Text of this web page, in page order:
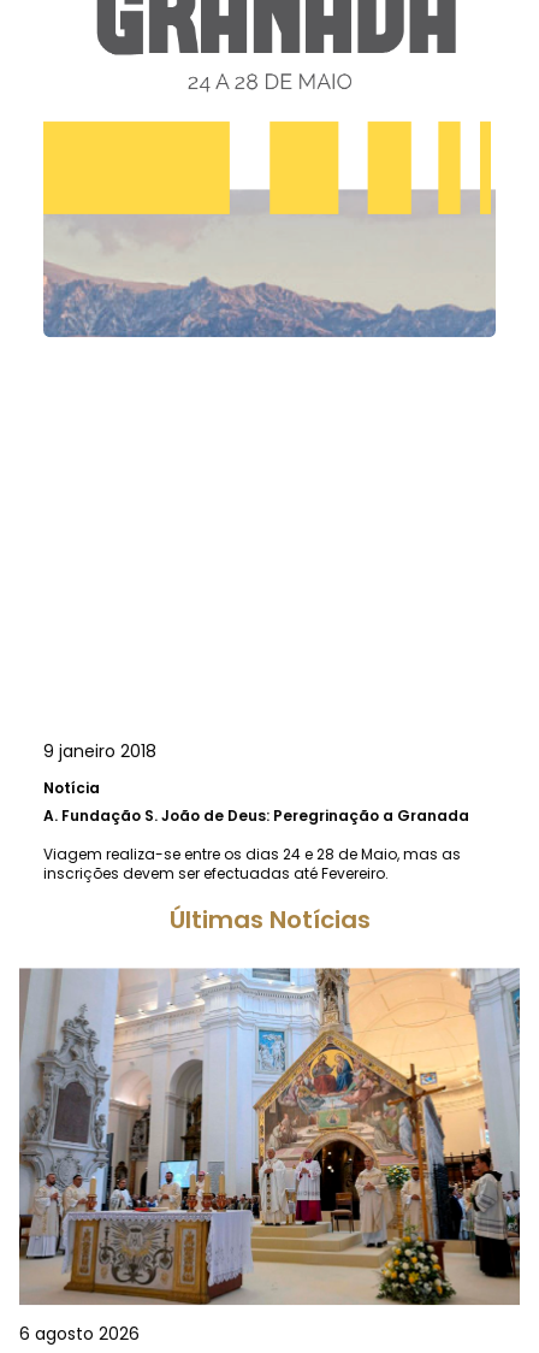
9 janeiro 2018
Notícia
A. Fundação S. João de Deus: Peregrinação a Granada
Viagem realiza-se entre os dias 24 e 28 de Maio, mas as
inscrições devem ser efectuadas até Fevereiro.
Últimas Notícias
6 agosto 2026